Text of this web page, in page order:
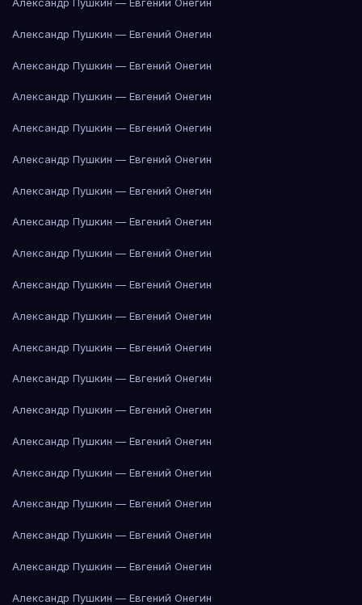
Александр Пушкин — Евгений Онегин
Александр Пушкин — Евгений Онегин
Александр Пушкин — Евгений Онегин
Александр Пушкин — Евгений Онегин
Александр Пушкин — Евгений Онегин
Александр Пушкин — Евгений Онегин
Александр Пушкин — Евгений Онегин
Александр Пушкин — Евгений Онегин
Александр Пушкин — Евгений Онегин
Александр Пушкин — Евгений Онегин
Александр Пушкин — Евгений Онегин
Александр Пушкин — Евгений Онегин
Александр Пушкин — Евгений Онегин
Александр Пушкин — Евгений Онегин
Александр Пушкин — Евгений Онегин
Александр Пушкин — Евгений Онегин
Александр Пушкин — Евгений Онегин
Александр Пушкин — Евгений Онегин
Александр Пушкин — Евгений Онегин